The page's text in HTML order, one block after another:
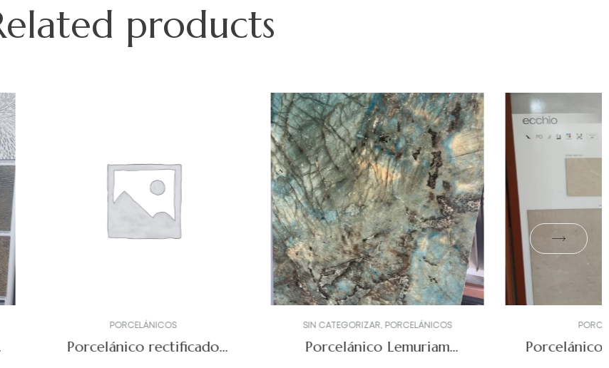
products
rectificado
SIN CATEGORIZAR PORCELÁNICOS
Porcelánico Lemuriam
PORCELÁNICOS
Porcelánico modelo Echio